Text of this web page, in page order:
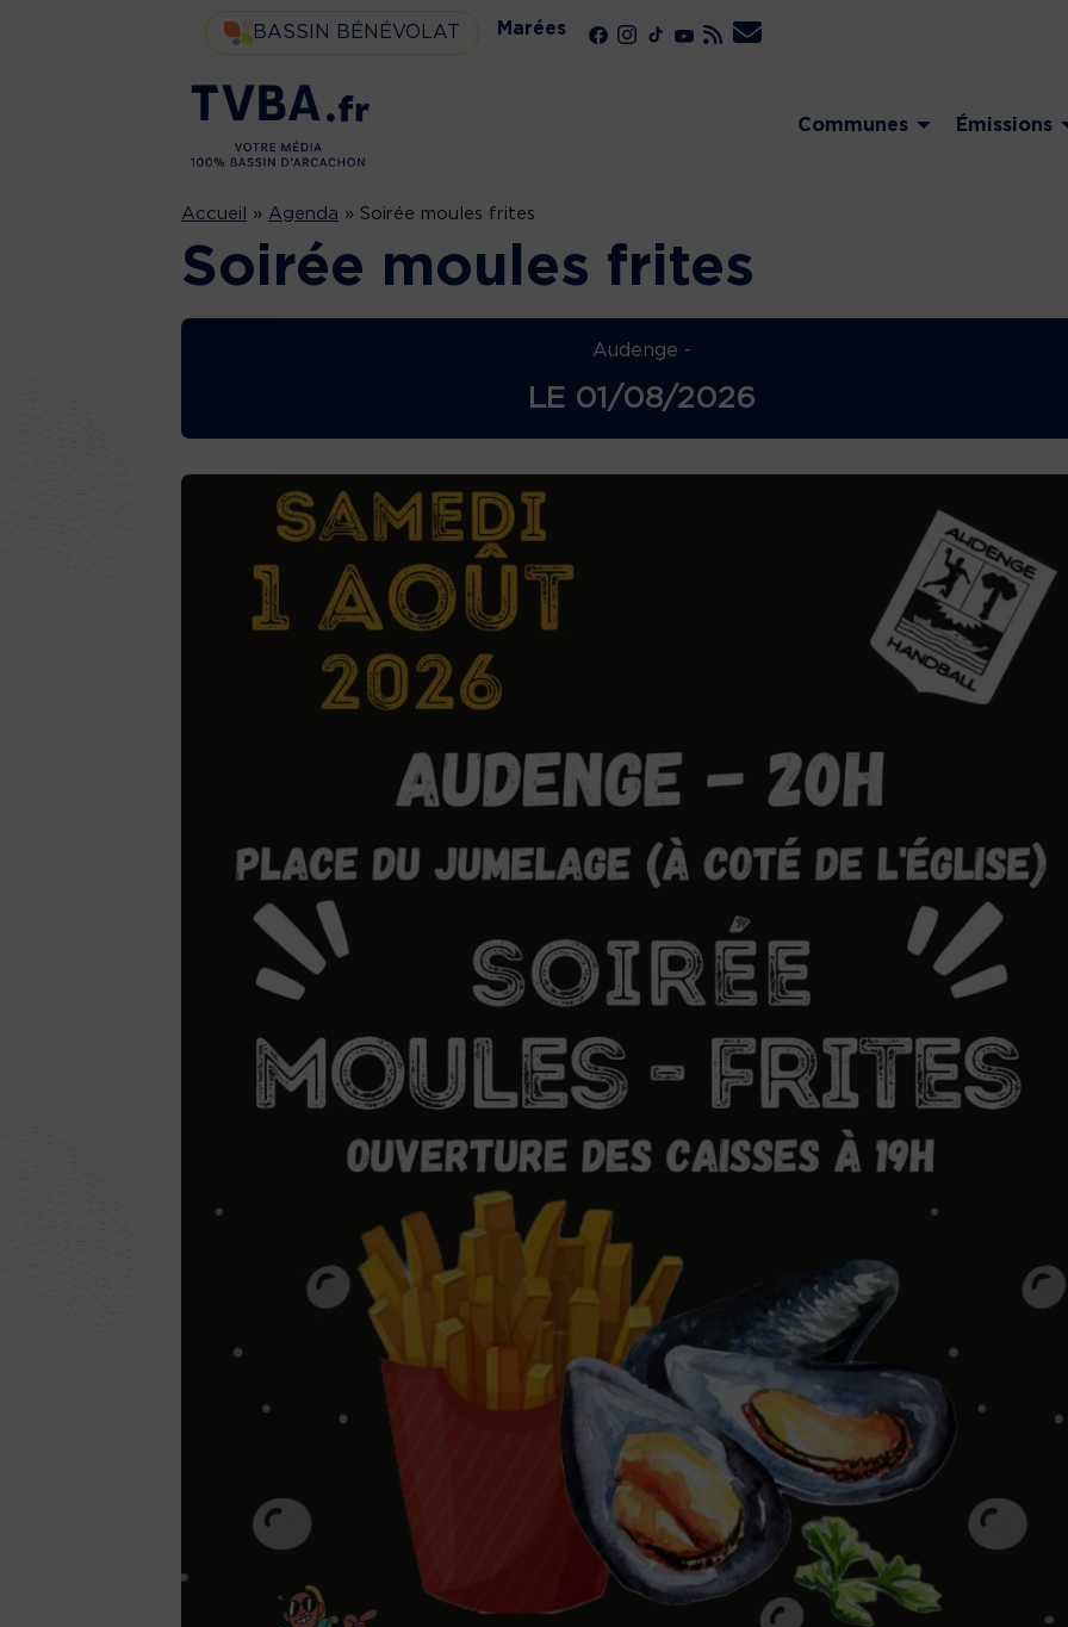
BASSIN BÉNÉVOLAT Marées
Communes Émissions
Accueil » Agenda » Soirée moules frites
Soirée moules frites
Audenge -
LE 01/08/2026